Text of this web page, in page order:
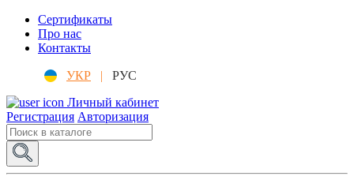
Сертификаты
Про нас
Контакты
УКР |
РУС
Личный кабинет
Регистрация Авторизация